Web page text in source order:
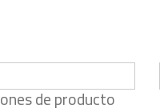
de producto